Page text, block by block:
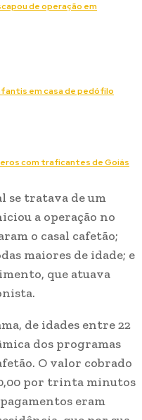
de operação em
em casa de pedófilo
com traficantes de Goiás
se tratava de um
a operação no
o casal cafetão;
maiores de idade; e
que atuava
de idades entre 22
dos programas
O valor cobrado
por trinta minutos
pagamentos eram